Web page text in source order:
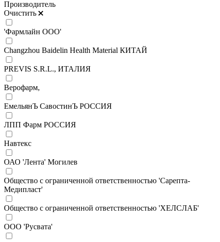
Производитель
Очистить
'Фармлайн ООО'
Changzhou Baidelin Health Material КИТАЙ
PREVIS S.R.L., ИТАЛИЯ
Верофарм,
ЕмельянЪ СавостинЪ РОССИЯ
ЛПП Фарм РОССИЯ
Навтекс
ОАО 'Лента' Могилев
Общество с ограниченной ответственностью 'Сарепта-
Медипласт'
Общество с ограниченной ответственностью 'ХЕЛСЛАБ'
ООО 'Русвата'